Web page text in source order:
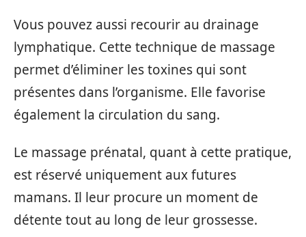
Vous pouvez aussi recourir au drainage
lymphatique. Cette technique de massage
permet d’éliminer les toxines qui sont
présentes dans l’organisme. Elle favorise
également la circulation du sang.
Le massage prénatal, quant à cette pratique,
est réservé uniquement aux futures
mamans. Il leur procure un moment de
détente tout au long de leur grossesse.